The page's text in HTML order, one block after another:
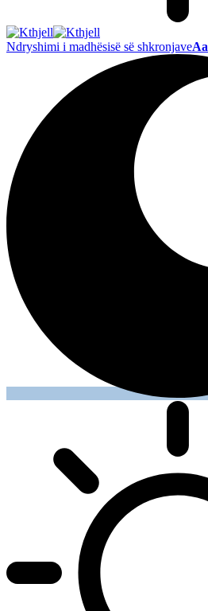
Ndryshimi i madhësisë së shkronjaveAa